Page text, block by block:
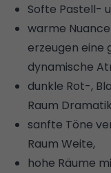
Softe Pastell-
warme
erzeugen eine
dynamische
dunkle Rot-,
Raum
sanfte Töne
Raum Weite,
hohe Räume